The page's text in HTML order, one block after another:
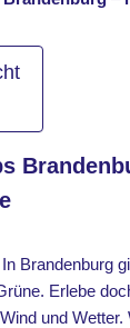
Brandenburg
Erlebe
und